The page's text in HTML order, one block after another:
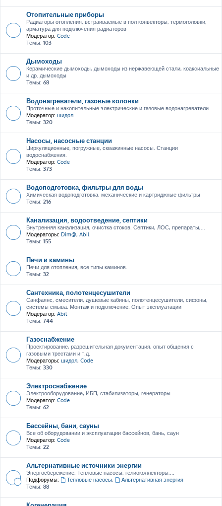
Отопительные приборы
Радиаторы отопления, встраиваемые в пол конвекторы, термоголовки,
арматура для подключения радиаторов
Модератор: Code
Темы: 103
Дымоходы
Керамические дымоходы, дымоходы из нержавеющей стали, коаксиальные
и др. дымоходы
Темы: 68
Водонагреватели, газовые колонки
Проточные и накопительные электрические и газовые водонагреватели
Модератор: шидол
Темы: 320
Насосы, насосные станции
Циркуляционные, погружные, скважинные насосы. Станции
водоснабжения.
Модератор: Code
Темы: 373
Водоподготовка, фильтры для воды
Химическая водоподготовка, механические и картриджные фильтры
Темы: 216
Канализация, водоотведение, септики
Внутренняя канализация, очистка стоков. Септики, ЛОС, препараты,...
Модераторы: Dim@, Abil
Темы: 155
Печи и камины
Печи для отопления, все типы каминов.
Темы: 32
Сантехника, полотенцесушители
Санфаянс, смесители, душевые кабины, полотенцесушители, сифоны,
системы смыва. Монтаж и подключение. Опыт эксплуатации
Модератор: Abil
Темы: 744
Газоснабжение
Проектирование, разрешительная документация, опыт общения с
газовыми трестами и т.д.
Модераторы: шидол, Code
Темы: 330
Электроснабжение
Электрооборудование, ИБП, стабилизаторы, генераторы
Модератор: Code
Темы: 62
Бассейны, бани, сауны
Все об оборудовании и эксплуатации бассейнов, бань, саун
Модератор: Code
Темы: 22
Альтернативные источники энергии
Энергосбережение, Тепловые насосы, гелиоколлекторы,...
Подфорумы:
Тепловые насосы,
Альтернативная энергия
Темы: 88